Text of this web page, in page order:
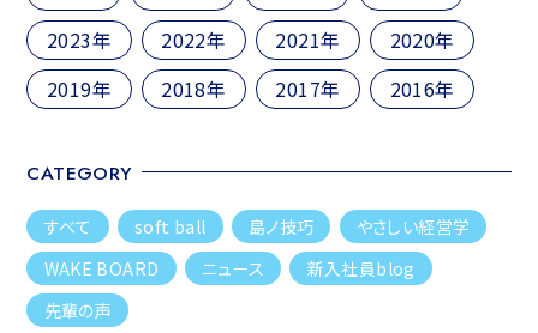
2023年
2022年 2021年
2020年
2019年
2018年 2017年 2016年
CATEGORY
すべて soft ball 島ノ技巧
やさしい経営学
WAKE BOARD
ニュース
新入社員blog
先輩の声